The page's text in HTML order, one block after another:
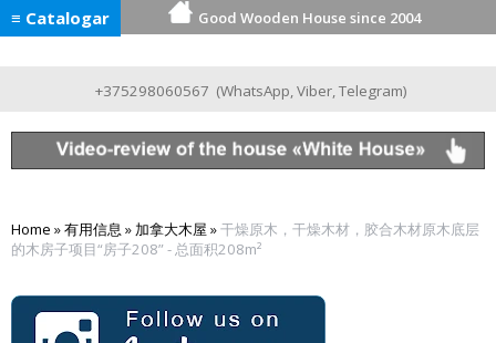
≡ Catalogar Good Wooden House since 2004
+375298060567 (WhatsApp,Viber,Telegram)
Home »有用信息 » 加拿大木屋 »干燥原木，干燥木材，胶合木材原木底层
的木房子项目“房子208” - 总面积208m²